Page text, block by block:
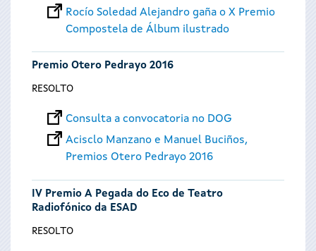
Rocío Soledad Alejandro gaña o X Premio
Compostela de Álbum ilustrado
Premio Otero Pedrayo 2016
RESOLTO
Consulta a convocatoria no DOG
Acisclo Manzano e Manuel Buciños,
Premios Otero Pedrayo 2016
IV Premio A Pegada do Eco de Teatro
Radiofónico da ESAD
RESOLTO